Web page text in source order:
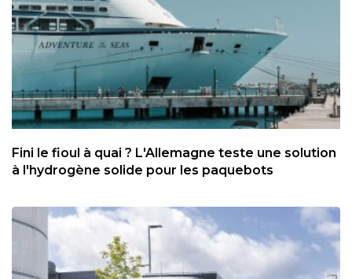
Fini le fioul à quai ? L'Allemagne teste une solution
à l'hydrogène solide pour les paquebots